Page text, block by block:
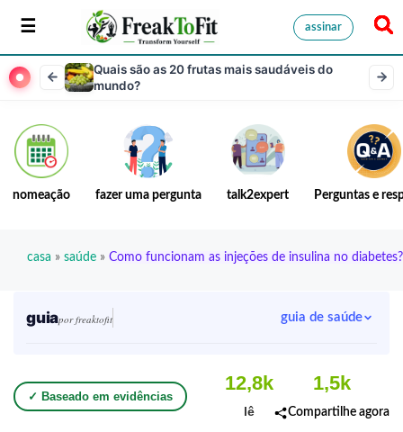
assinar
Quais são as 20 frutas mais saudáveis do
mundo?
nomeação fazer uma pergunta talk2expert Perguntas e
casa » saúde » Como funcionam as injeções de insulina no diabetes?
guiapor freaktofit guia de saúde
✓ Baseado em evidências
12,8k
lê
1,5k
Compartilhe agora